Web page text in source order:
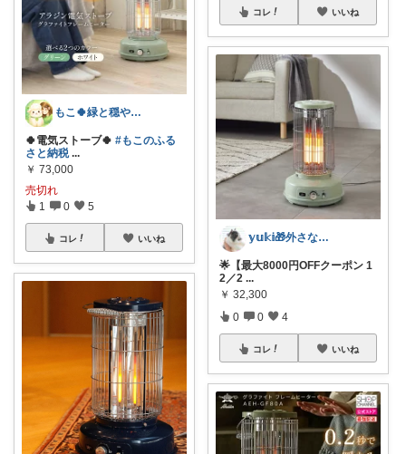
もこ🍀緑と穏やかなくらし🐑🍀
🍀︎電気ストーブ🍀︎ #もこのふる
さと納税 ...
￥ 73,000
売切れ
1 0 5
コレ いいね
コレ いいね
𝕪𝕦𝕜𝕚🎁外さない手土産お菓子
🌟【最大8000円OFFクーポン 1
2／2 ...
￥ 32,300
0 0 4
コレ いいね